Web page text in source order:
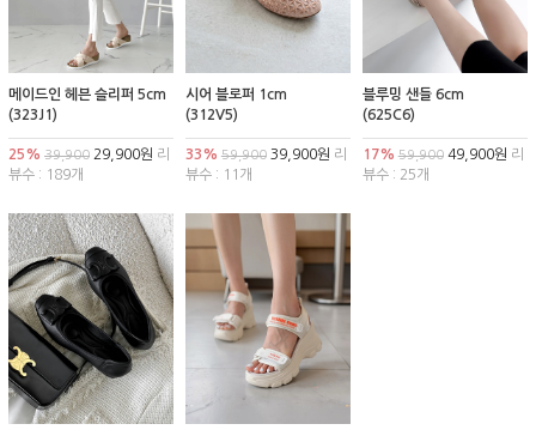
메이드인 헤븐 슬리퍼 5cm
(323J1)
25% 39,900 29,900원 리
뷰수 : 189개
시어 블로퍼 1cm
(312V5)
33% 59,90039,900원 리
뷰수 : 11개
블루밍 샌들 6cm
(625C6)
17% 59,90049,900원 리
뷰수 : 25개